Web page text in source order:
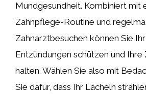
Mundgesundheit. Kombiniert mit
Zahnpflege-Routine und
Zahnarztbesuchen können Sie
Entzündungen schützen und Ihre
halten. Wählen Sie also mit
Sie dafür, dass Ihr Lächeln